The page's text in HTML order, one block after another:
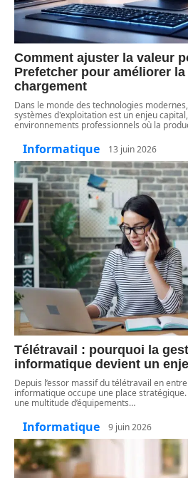
Comment ajuster la valeur
Prefetcher pour améliorer
chargement
Dans le monde des technologies
systèmes d'exploitation est un enjeu
environnements professionnels où la
Informatique 13 juin 2026
Télétravail : pourquoi la
informatique devient un
Depuis l’essor massif du télétravail en
informatique occupe une place
une multitude d’équipements…
Informatique 9 juin 2026